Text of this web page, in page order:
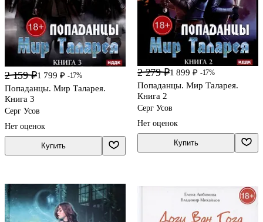
2 159 ₽1 799 ₽ -17%
Попаданцы. Мир Таларея.
Книга 3
Серг Усов
Нет оценок
Купить
2 279 ₽1 899 ₽ -17%
Попаданцы. Мир Таларея.
Книга 2
Серг Усов
Нет оценок
Купить